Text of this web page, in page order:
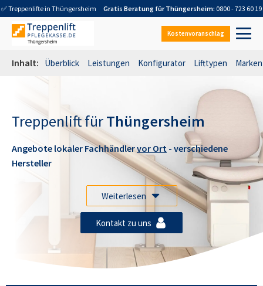
✅ Treppenlifte in Thüngersheim Gratis Beratung fürThüngersheim: 0800 - 723 60 19
Kostenvoranschlag
Inhalt: Überblick Leistungen Konfigurator Lifttypen Marken
Treppenlift fürThüngersheim
Angebote lokaler Fachhändlervor Ort - verschiedene
Hersteller
Weiterlesen
Kontakt zu uns